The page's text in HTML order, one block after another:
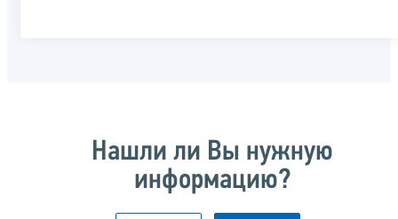
Нашли ли Вы нужную
информацию?